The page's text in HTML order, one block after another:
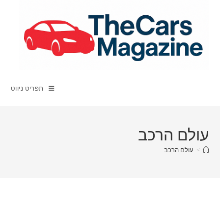
תפריט ניווט
עולם הרכב
> עולם הרכב